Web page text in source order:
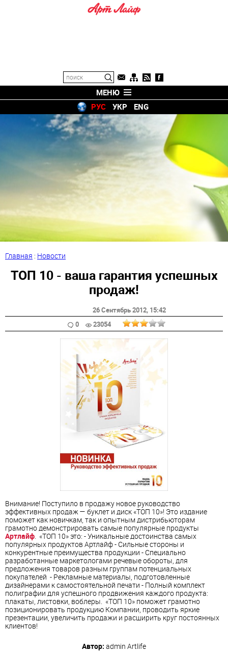
МЕНЮ
РУС
УКР ENG
Главная : Новости
ТОП 10 - ваша гарантия успешных
продаж!
26 Сентябрь 2012, 15:42
0
23054
Внимание! Поступило в продажу новое руководство
эффективных продаж — буклет и диск «ТОП 10»! Это издание
поможет как новичкам, так и опытным дистрибьюторам
грамотно демонстрировать самые популярные продукты
Артлайф. «ТОП 10» это: - Уникальные достоинства самых
популярных продуктов Артлайф - Сильные стороны и
конкурентные преимущества продукции - Специально
разработанные маркетологами речевые обороты, для
предложения товаров разным группам потенциальных
покупателей - Рекламные материалы, подготовленные
дизайнерами к самостоятельной печати - Полный комплект
полиграфии для успешного продвижения каждого продукта:
плакаты, листовки, воблеры. «ТОП 10» поможет грамотно
позиционировать продукцию Компании, проводить яркие
презентации, увеличить продажи и расширить круг постоянных
клиентов!
Автор: admin Artlife